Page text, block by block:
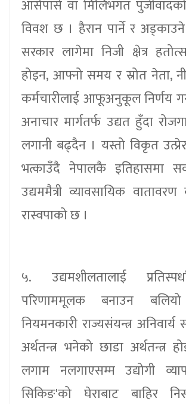
आसेपासे वा मिलिभगत
विवश छ । हैरान पार्ने र अड्‌काउने
सरकार लागेमा निजी क्षेत्र
होइन, आफ्नो समय र स्रोत नेता,
कर्मचारीलाई आफूअनुकूल निर्णय
अनाचार मार्गतर्फ उद्यत हुँदा
लगानी बढ्दैन । यस्तो विकृत
भत्काउँदै नेपालकै इतिहासमा
उद्यममैत्री व्यावसायिक
रास्वपाको छ ।
५. उद्यमशीलतालाई
परिणाममूलक बनाउन
नियमनकारी राज्यसंयन्त्र अनिवार्य
अर्थतन्त्र भनेको छाडा अर्थतन्त्र
लगाम नलगाएसम्म उद्योगी
सिकिङ'को घेराबाट बाहिर